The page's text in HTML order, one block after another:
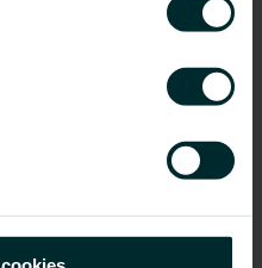
Ihnen